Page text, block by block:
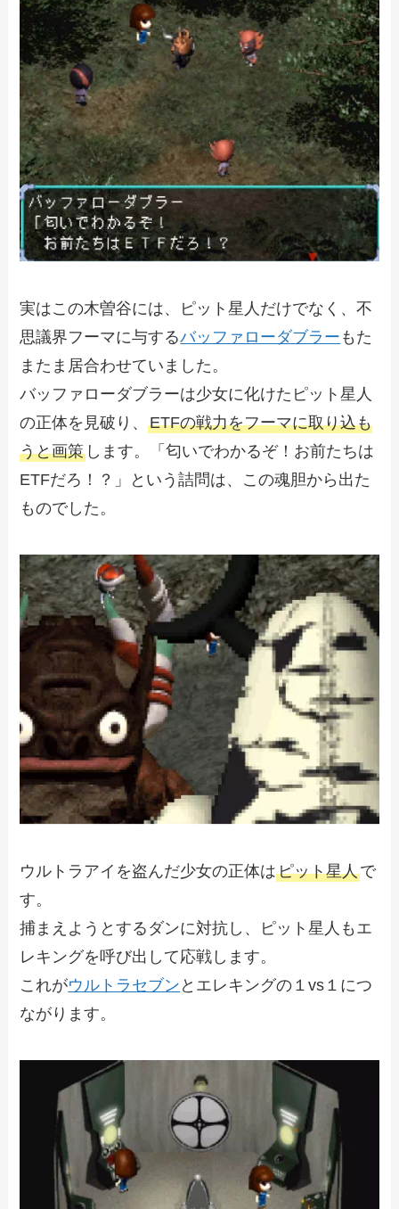
実はこの木曽谷には、ピット星人だけでなく、不
思議界フーマに与するバッファローダブラー もた
またま居合わせていました。
バッファローダブラーは少女に化けたピット星人
の正体を見破り、ETFの戦力をフーマに取り込も
うと画策 します。「匂いでわかるぞ！お前たちは
ETFだろ！？」という詰問は、この魂胆から出た
ものでした。
ウルトラアイを盗んだ少女の正体はピット星人で
す。
捕まえようとするダンに対抗し、ピット星人もエ
レキングを呼び出して応戦します。
これがウルトラセブン とエレキングの１vs１につ
ながります。